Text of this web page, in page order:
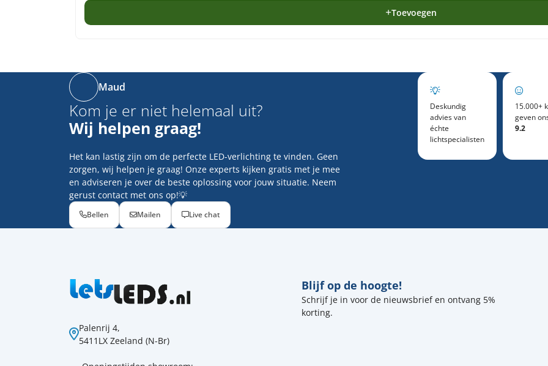
Toevoegen
Maud
Kom je er niet helemaal uit?
Wij helpen graag!
Het kan lastig zijn om de perfecte LED-verlichting te vinden. Geen
zorgen, wij helpen je graag! Onze experts kijken gratis met je mee
en adviseren je over de beste oplossing voor jouw situatie. Neem
gerust contact met ons op!💡
Bellen Mailen Live chat
Deskundig
advies van
échte
lichtspecialisten
15.000+
geven
9.2
Palenrij 4,
5411LX Zeeland (N-Br)
Blijf op de hoogte!
Schrijf je in voor de nieuwsbrief en ontvang 5%
korting.